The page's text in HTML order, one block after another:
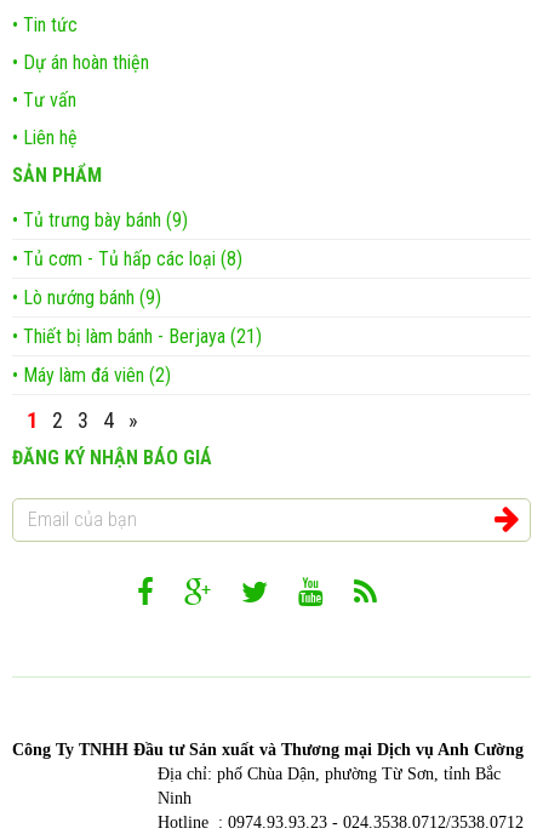
• Tin tức
• Dự án hoàn thiện
• Tư vấn
• Liên hệ
SẢN PHẨM
• Tủ trưng bày bánh (9)
• Tủ cơm - Tủ hấp các loại (8)
• Lò nướng bánh (9)
• Thiết bị làm bánh - Berjaya (21)
• Máy làm đá viên (2)
1 2 3 4 »
ĐĂNG KÝ NHẬN BÁO GIÁ
Công Ty TNHH Đầu tư Sản xuất và Thương mại Dịch vụ Anh Cường
Địa chỉ: phố Chùa Dận, phường Từ Sơn, tỉnh Bắc
Ninh
Hotline : 0974.93.93.23 - 024.3538.0712/3538.0712